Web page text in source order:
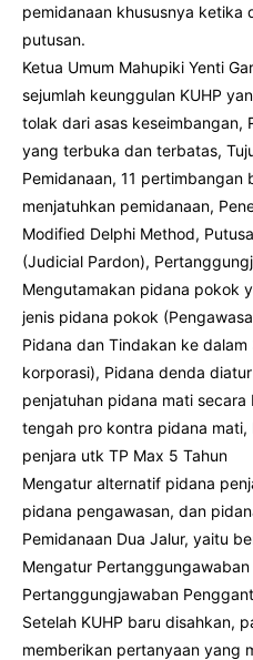
pemidanaan khususnya ketika
putusan.
Ketua Umum Mahupiki Yenti
sejumlah keunggulan KUHP
tolak dari asas keseimbangan,
yang terbuka dan terbatas,
Pemidanaan, 11 pertimbangan
menjatuhkan pemidanaan,
Modified Delphi Method,
(Judicial Pardon),
Mengutamakan pidana pokok
jenis pidana pokok
Pidana dan Tindakan ke
korporasi), Pidana denda
penjatuhan pidana mati
tengah pro kontra pidana
penjara utk TP Max 5 Tahun
Mengatur alternatif pidana
pidana pengawasan, dan
Pemidanaan Dua Jalur, yaitu
Mengatur
Pertanggungjawaban
Setelah KUHP baru disahkan,
memberikan pertanyaan yang